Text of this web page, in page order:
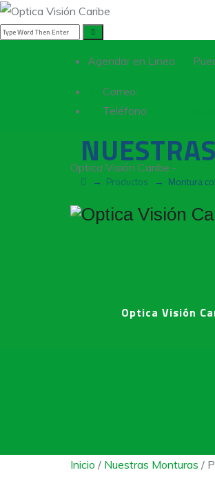
Agendar en Linea
Correo:
Teléfono:
Optica Visión Caribe -
Optica Visión
→ Productos → Montura
Inicio / Nuestras Monturas /